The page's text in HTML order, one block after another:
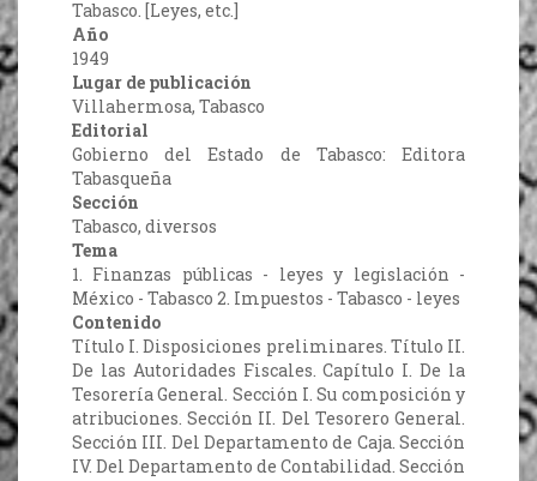
Tabasco. [Leyes, etc.]
Año
1949
Lugar de publicación
Villahermosa, Tabasco
Editorial
Gobierno del Estado de Tabasco: Editora
Tabasqueña
Sección
Tabasco, diversos
Tema
1. Finanzas públicas - leyes y legislación -
México - Tabasco 2. Impuestos - Tabasco - leyes
Contenido
Título I. Disposiciones preliminares. Título II.
De las Autoridades Fiscales. Capítulo I. De la
Tesorería General. Sección I. Su composición y
atribuciones. Sección II. Del Tesorero General.
Sección III. Del Departamento de Caja. Sección
IV. Del Departamento de Contabilidad. Sección